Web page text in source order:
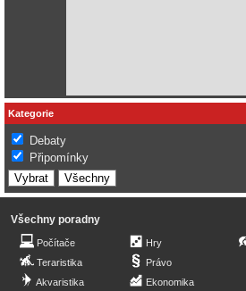
Kategorie
Debaty
Připomínky
Všechny poradny
Počítače
Teraristika
Akvaristika
Hry
Právo
Ekonomika